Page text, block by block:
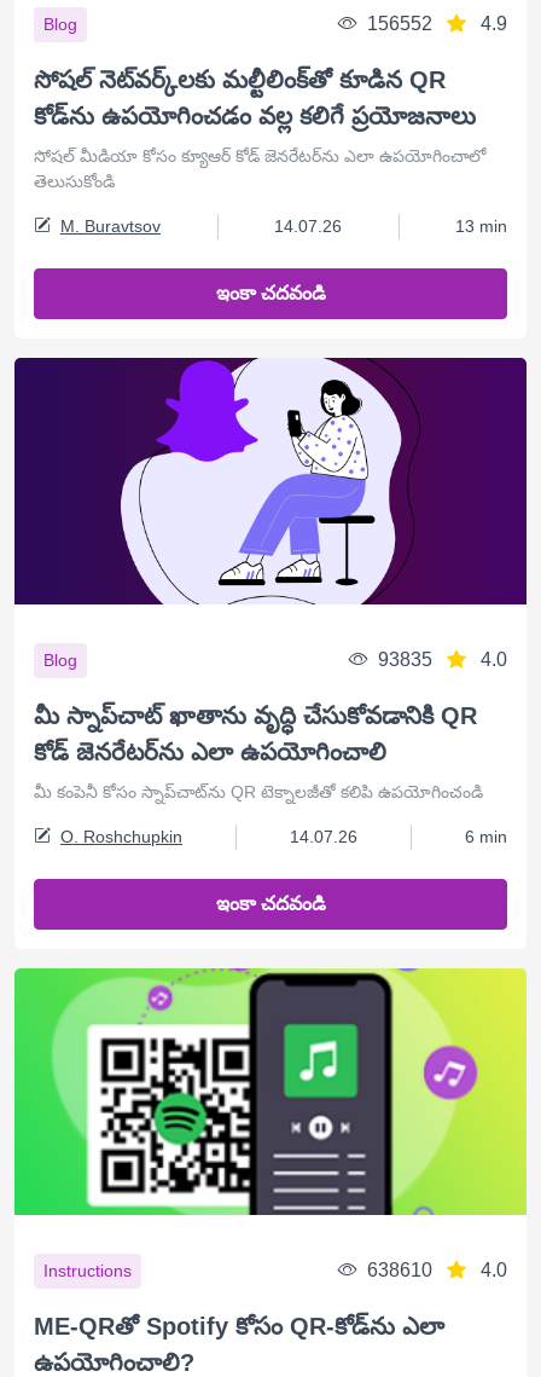
Blog 156552 4.9
సోషల్ నెట్‌వర్క్‌లకు మల్టీలింక్‌తో కూడిన QR
కోడ్‌ను ఉపయోగించడం వల్ల కలిగే ప్రయోజనాలు
సోషల్ మీడియా కోసం క్యూఆర్ కోడ్ జెనరేటర్‌ను ఎలా ఉపయోగించాలో
తెలుసుకోండి
M. Buravtsov 14.07.26 13 min
ఇంకా చదవండి
Blog 93835 4.0
మీ స్నాప్‌చాట్ ఖాతాను వృద్ధి చేసుకోవడానికి QR
కోడ్ జెనరేటర్‌ను ఎలా ఉపయోగించాలి
మీ కంపెనీ కోసం స్నాప్‌చాట్‌ను QR టెక్నాలజీతో కలిపి ఉపయోగించండి
O. Roshchupkin 14.07.26 6 min
ఇంకా చదవండి
Instructions 638610 4.0
ME-QRతో Spotify కోసం QR-కోడ్‌ను ఎలా
ఉపయోగించాలి?